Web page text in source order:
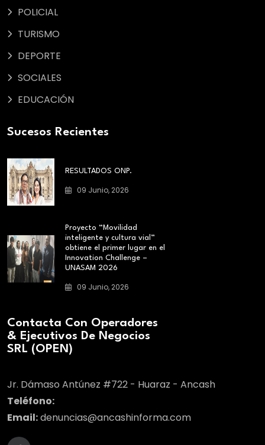
POLICIAL
TURISMO
DEPORTE
SOCIALES
EDUCACIÓN
Sucesos Recientes
RESULTADOS ONP.
09 Junio, 2026
Proyecto “Movilidad
inteligente y cultura vial”
obtiene el primer lugar en el
Innovation Challenge –
UNASAM 2026
09 Junio, 2026
Contacta Con Operadores
& Ejecutivos De Negocios
SRL (OPEN)
Jr. Dámaso Antúnez #722 - Huaraz - Ancash
Teléfono:
Email:denuncias@ancashinforma.com